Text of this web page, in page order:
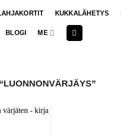
KUKKALÄHETYS
BLOGI ME